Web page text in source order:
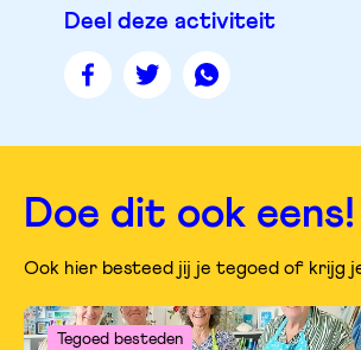
Deel deze activiteit
Deel
pagina
facebook
Deel
pagina
twitter
Deel
pagina
whatsapp
Doe dit ook eens!
Ook hier besteed jij je tegoed of krijg
Tegoed besteden